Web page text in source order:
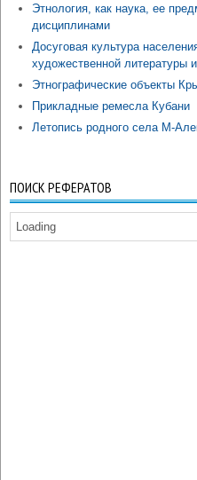
Этнология, как наука, ее
дисциплинами
Досуговая культура
художественной литературы
Этнографические объекты
Прикладные ремесла Кубани
Летопись родного села М-
ПОИСК РЕФЕРАТОВ
Loading